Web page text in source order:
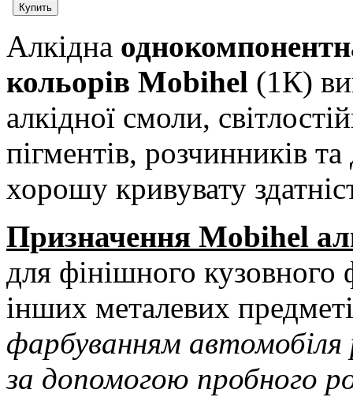
Алкідна
кольорів Mobihel (1К)
алкідної смоли,
пігментів, розчинників
хорошу кривувату
Призначення Mobihel
для фінішного кузовного
інших металевих
фарбуванням автомобіля
за допомогою пробного